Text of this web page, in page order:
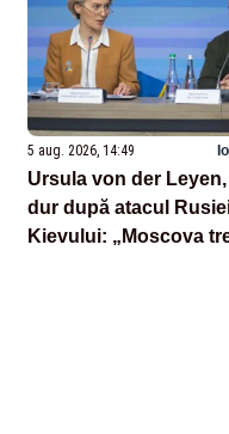
5 aug. 2026, 14:49
Ursula von der
dur după atacul
Kievului: „Moscova